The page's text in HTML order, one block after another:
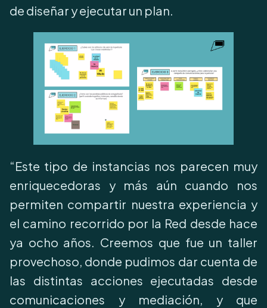
de diseñar y ejecutar un plan.
“Este tipo de instancias nos parecen muy
enriquecedoras y más aún cuando nos
permiten compartir nuestra experiencia y
el camino recorrido por la Red desde hace
ya ocho años. Creemos que fue un taller
provechoso, donde pudimos dar cuenta de
las distintas acciones ejecutadas desde
comunicaciones y mediación, y que